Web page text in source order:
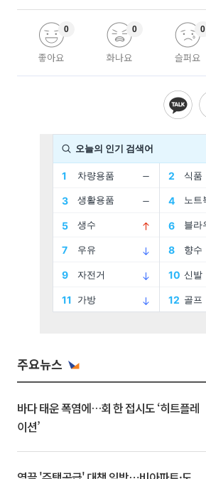
좋아요
0
화나요
0
슬퍼요
0
주요뉴스
바다 태운 폭염에…회 한 접시도 ‘히트플레
이션’